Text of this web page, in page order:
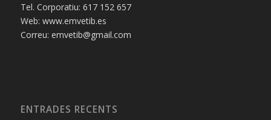
Tel. Corporatiu: 617 152 657
Web: www.emvetib.es
Correu: emvetib@gmail.com
ENTRADES RECENTS